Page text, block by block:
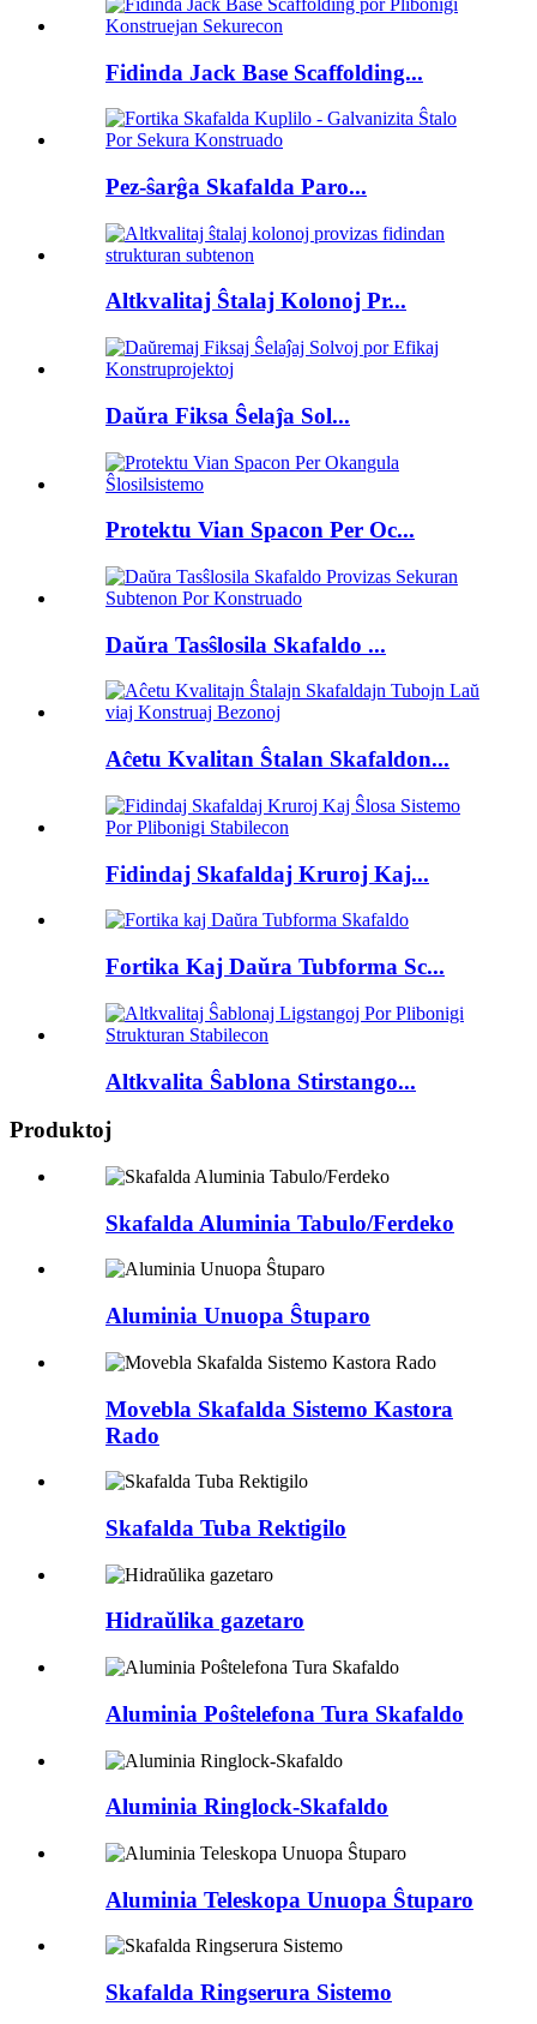
Fidinda Jack Base Scaffolding...
Pez-ŝarĝa Skafalda Paro...
Altkvalitaj Ŝtalaj Kolonoj Pr...
Daŭra Fiksa Ŝelaĵa Sol...
Protektu Vian Spacon Per Oc...
Daŭra Tasŝlosila Skafaldo ...
Aĉetu Kvalitan Ŝtalan Skafaldon...
Fidindaj Skafaldaj Kruroj Kaj...
Fortika Kaj Daŭra Tubforma Sc...
Altkvalita Ŝablona Stirstango...
Produktoj
Skafalda Aluminia Tabulo/Ferdeko
Aluminia Unuopa Ŝtuparo
Movebla Skafalda Sistemo Kastora
Rado
Skafalda Tuba Rektigilo
Hidraŭlika gazetaro
Aluminia Poŝtelefona Tura Skafaldo
Aluminia Ringlock-Skafaldo
Aluminia Teleskopa Unuopa Ŝtuparo
Skafalda Ringserura Sistemo